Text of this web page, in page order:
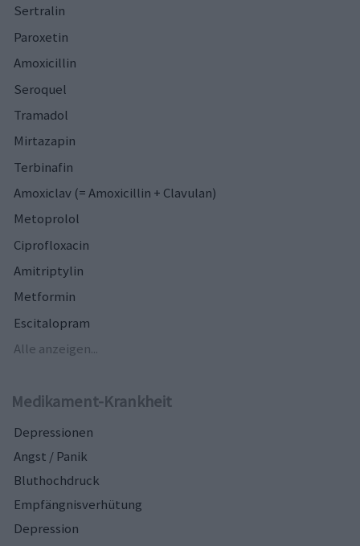
Sertralin
Paroxetin
Amoxicillin
Seroquel
Tramadol
Mirtazapin
Terbinafin
Amoxiclav (= Amoxicillin + Clavulan)
Metoprolol
Ciprofloxacin
Amitriptylin
Metformin
Escitalopram
Alle anzeigen...
Medikament-Krankheit
Depressionen
Angst / Panik
Bluthochdruck
Empfängnisverhütung
Depression